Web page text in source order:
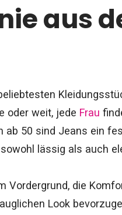
aus
oder weit, jede Frau
ab 50 sind Jeans ein
lässig als auch
Vordergrund, die
Look